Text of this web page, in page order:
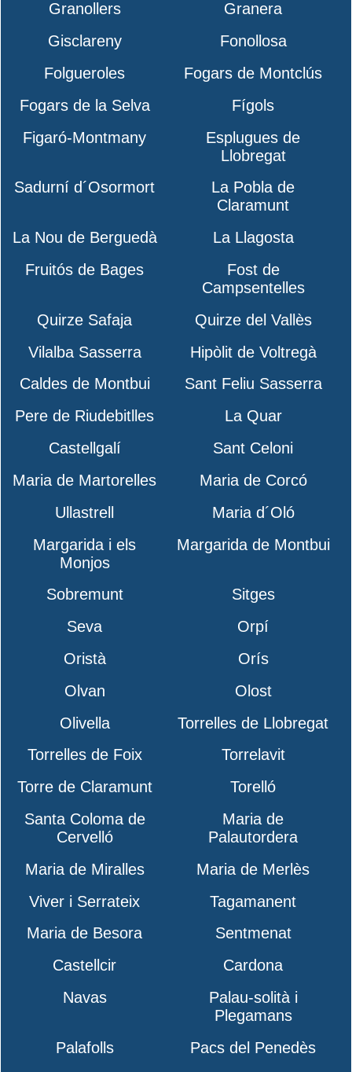
Granollers
Granera
Gisclareny
Fonollosa
Folgueroles
Fogars de Montclús
Fogars de la Selva
Fígols
Figaró-Montmany
Esplugues de
Llobregat
Sadurní d´Osormort
La Pobla de
Claramunt
La Nou de Berguedà
La Llagosta
Fruitós de Bages
Fost de
Campsentelles
Quirze Safaja
Quirze del Vallès
Vilalba Sasserra
Hipòlit de Voltregà
Caldes de Montbui
Sant Feliu Sasserra
Pere de Riudebitlles
La Quar
Castellgalí
Sant Celoni
Maria de Martorelles
Maria de Corcó
Ullastrell
Maria d´Oló
Margarida i els
Monjos
Margarida de Montbui
Sobremunt
Sitges
Seva
Orpí
Oristà
Orís
Olvan
Olost
Olivella
Torrelles de Llobregat
Torrelles de Foix
Torrelavit
Torre de Claramunt
Torelló
Santa Coloma de
Cervelló
Maria de
Palautordera
Maria de Miralles
Maria de Merlès
Viver i Serrateix
Tagamanent
Maria de Besora
Sentmenat
Castellcir
Cardona
Navas
Palau-solità i
Plegamans
Palafolls
Pacs del Penedès